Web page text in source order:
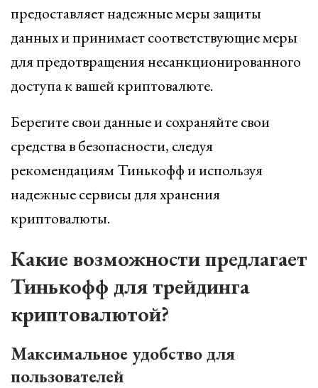
предоставляет надежные меры защиты
данных и принимает соответствующие меры
для предотвращения несанкционированного
доступа к вашей криптовалюте.
Берегите свои данные и сохраняйте свои
средства в безопасности, следуя
рекомендациям Тинькофф и используя
надежные сервисы для хранения
криптовалюты.
Какие возможности предлагает
Тинькофф для трейдинга
криптовалютой?
Максимальное удобство для
пользователей